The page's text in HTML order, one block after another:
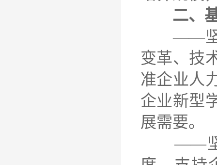
二、
——坚持
变革、技
准企业人
企业新型
展需要。
——坚持